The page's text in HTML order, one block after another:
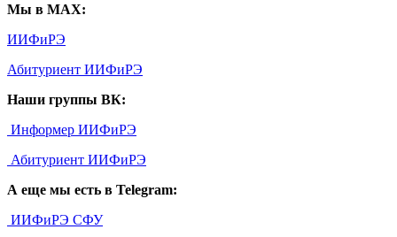
Мы в MAX:
ИИФиРЭ
Абитуриент ИИФиРЭ
Наши группы ВК:
Информер ИИФиРЭ
Абитуриент ИИФиРЭ
А еще мы есть в Telegram:
ИИФиРЭ СФУ